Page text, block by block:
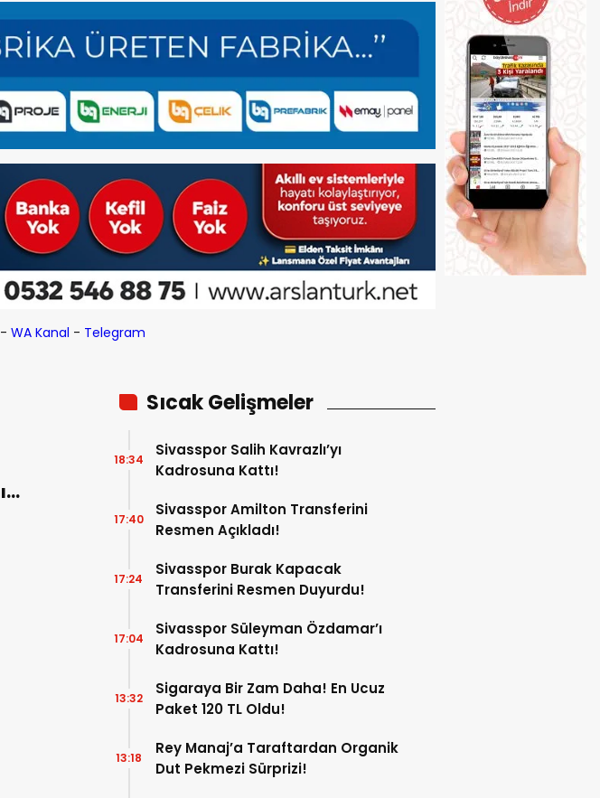
WA Kanal - Telegram
Sıcak Gelişmeler
Sivasspor Salih Kavrazlı’yı
Kadrosuna Kattı!
18:34
Sivasspor Amilton Transferini
Resmen Açıkladı!
17:40
Sivasspor Burak Kapacak
Transferini Resmen Duyurdu!
17:24
Sivasspor Süleyman Özdamar’ı
Kadrosuna Kattı!
17:04
Sigaraya Bir Zam Daha! En Ucuz
Paket 120 TL Oldu!
13:32
Rey Manaj’a Taraftardan Organik
Dut Pekmezi Sürprizi!
13:18